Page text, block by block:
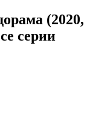
(2020,
серии